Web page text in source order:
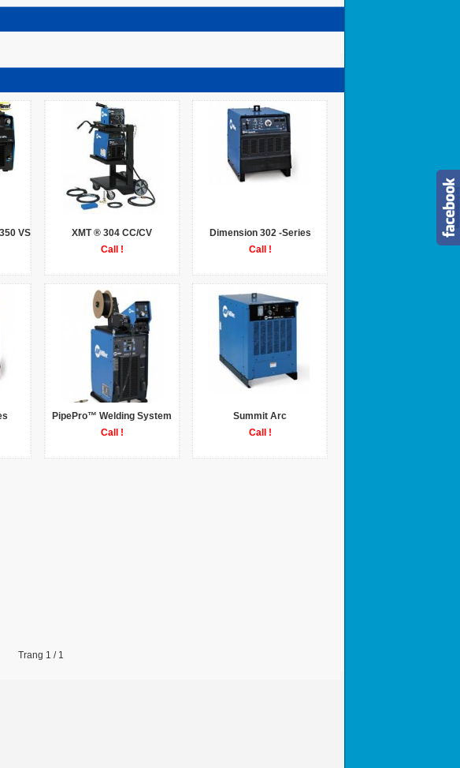
VS
XMT ® 304 CC/CV
Call !
Dimension 302 -Series
Call !
PipePro™ Welding System
Call !
Summit Arc
Call !
Trang 1 / 1